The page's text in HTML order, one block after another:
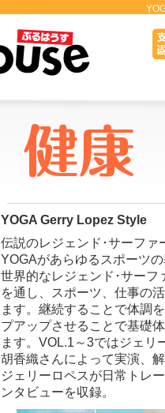
YOGA Gerry Lopez Style
伝説のレジェンド･サーファ
YOGAがあらゆるスポーツ
世界的なレジェンド･サー
を通し、スポーツ、仕事の
ます。継続することで体調
プアップさせることで基礎
ます。VOL.1～3ではジェリ
胡香織さんによって実演、
ジェリーロペスが日常トレ
ンタビューを収録。